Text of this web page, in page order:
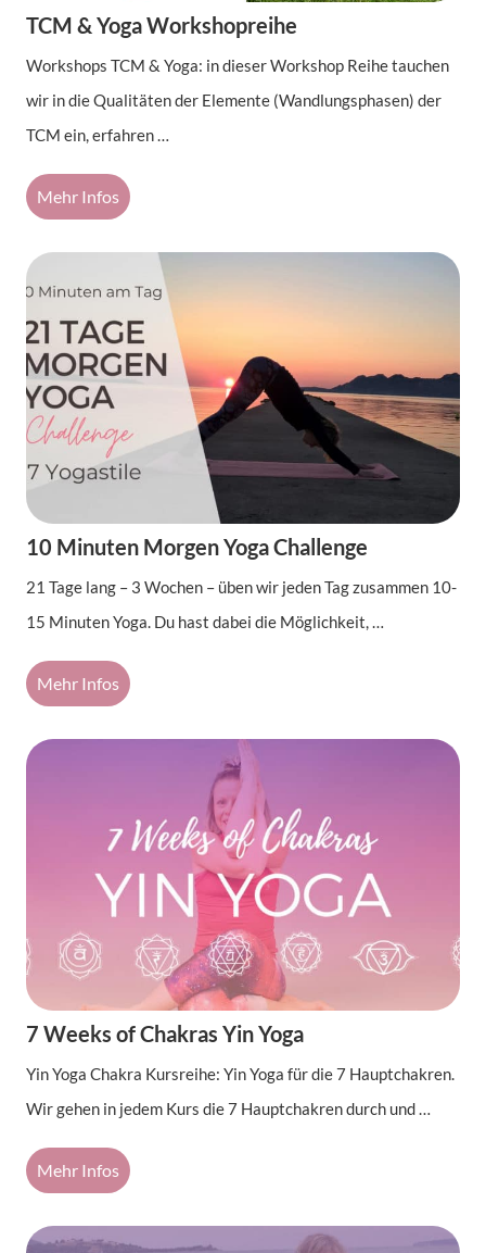
TCM & Yoga Workshopreihe
Workshops TCM & Yoga: in dieser Workshop Reihe tauchen
wir in die Qualitäten der Elemente (Wandlungsphasen) der
TCM ein, erfahren …
Mehr Infos
10 Minuten Morgen Yoga Challenge
21 Tage lang – 3 Wochen – üben wir jeden Tag zusammen 10-
15 Minuten Yoga. Du hast dabei die Möglichkeit, …
Mehr Infos
7 Weeks of Chakras Yin Yoga
Yin Yoga Chakra Kursreihe: Yin Yoga für die 7 Hauptchakren.
Wir gehen in jedem Kurs die 7 Hauptchakren durch und …
Mehr Infos